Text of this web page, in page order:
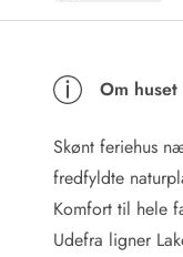
Sommerhus ABC
Forbrugsafregning
Lån og lej
Rengøring
Gavekort
Book tidligt
Lejebetingelser
Om huset
Skønt feriehus
fredfyldte
Komfort til hele
Udefra ligner